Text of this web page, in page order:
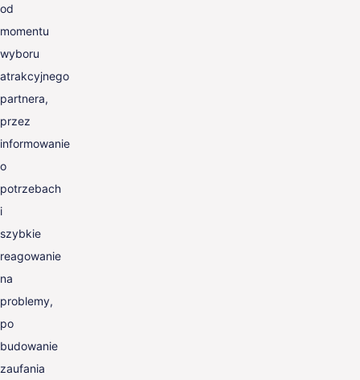
od
momentu
wyboru
atrakcyjnego
partnera,
przez
informowanie
o
potrzebach
i
szybkie
reagowanie
na
problemy,
po
budowanie
zaufania